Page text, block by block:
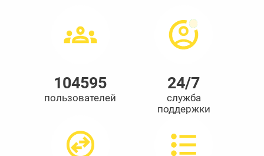
104595
пользователей
24/7
служба
поддержки